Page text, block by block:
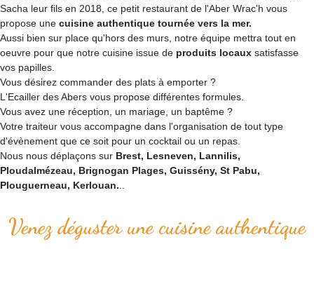
Sacha leur fils en 2018, ce petit restaurant de l'Aber Wrac'h vous
propose une cuisine authentique tournée vers la mer.
Aussi bien sur place qu'hors des murs, notre équipe mettra tout en
oeuvre pour que notre cuisine issue de produits locaux satisfasse
vos papilles.
Vous désirez commander des plats à emporter ?
L'Ecailler des Abers vous propose différentes formules.
Vous avez une réception, un mariage, un baptême ?
Votre traiteur vous accompagne dans l'organisation de tout type
d'évènement que ce soit pour un cocktail ou un repas.
Nous nous déplaçons sur Brest, Lesneven, Lannilis,
Ploudalmézeau, Brignogan Plages, Guissény, St Pabu,
Plouguerneau, Kerlouan.
Venez déguster une cuisine authentique